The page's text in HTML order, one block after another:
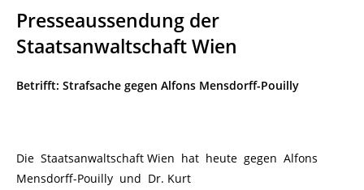
Presseaussendung der
Staatsanwaltschaft Wien
Betrifft: Strafsache gegen Alfons Mensdorff-Pouilly
Die Staatsanwaltschaft Wien hat heute gegen Alfons
Mensdorff-Pouilly und Dr. Kurt